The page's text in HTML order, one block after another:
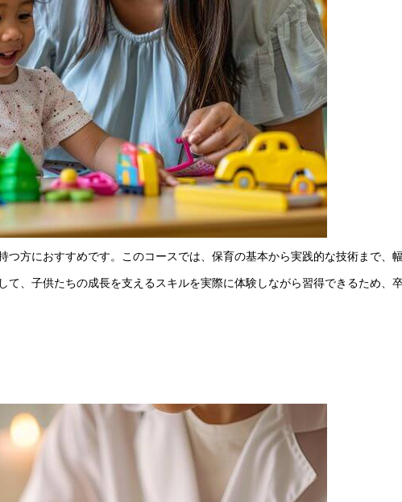
方におすすめです。このコースでは、保育の基本から実践的な技術まで、
て、子供たちの成長を支えるスキルを実際に体験しながら習得できるため、